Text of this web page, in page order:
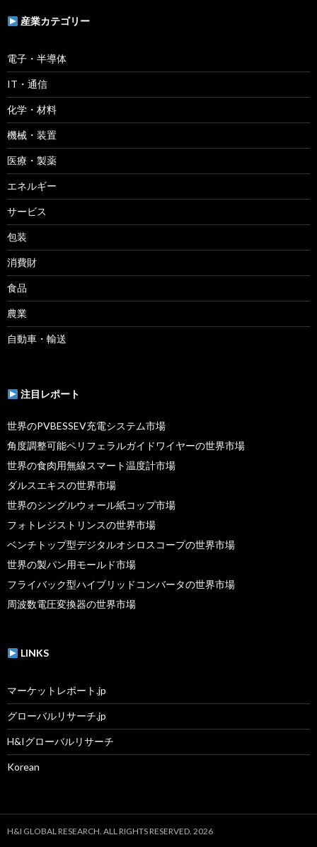
産業カテゴリー
電子・半導体
IT・通信
化学・材料
機械・装置
医療・製薬
エネルギー
サービス
包装
消費財
食品
農業
自動車・輸送
注目レポート
世界のPVBESSEV充電システム市場
角度調整可能ペリフェラルガイドワイヤーの世界市場
世界の食肉用無線スマート温度計市場
ダルスエキスの世界市場
世界のシングルウォール紙コップ市場
フォトレジストリンスの世界市場
ベンチトップ型デジタルオシロスコープの世界市場
世界の製パン用モールド市場
フライバック型ハイブリッドコンバータの世界市場
周波数電圧変換器の世界市場
LINKS
マーケットレポート.jp
グローバルリサーチ.jp
H&Iグローバルリサーチ
Korean
H&I GLOBAL RESEARCH. ALL RIGHTS RESERVED. 2026